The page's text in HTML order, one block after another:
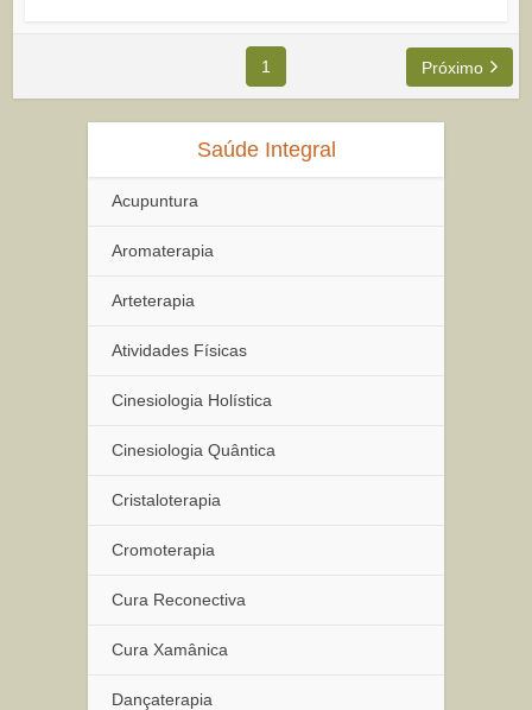
1 Próximo
Saúde Integral
Acupuntura
Aromaterapia
Arteterapia
Atividades Físicas
Cinesiologia Holística
Cinesiologia Quântica
Cristaloterapia
Cromoterapia
Cura Reconectiva
Cura Xamânica
Dançaterapia